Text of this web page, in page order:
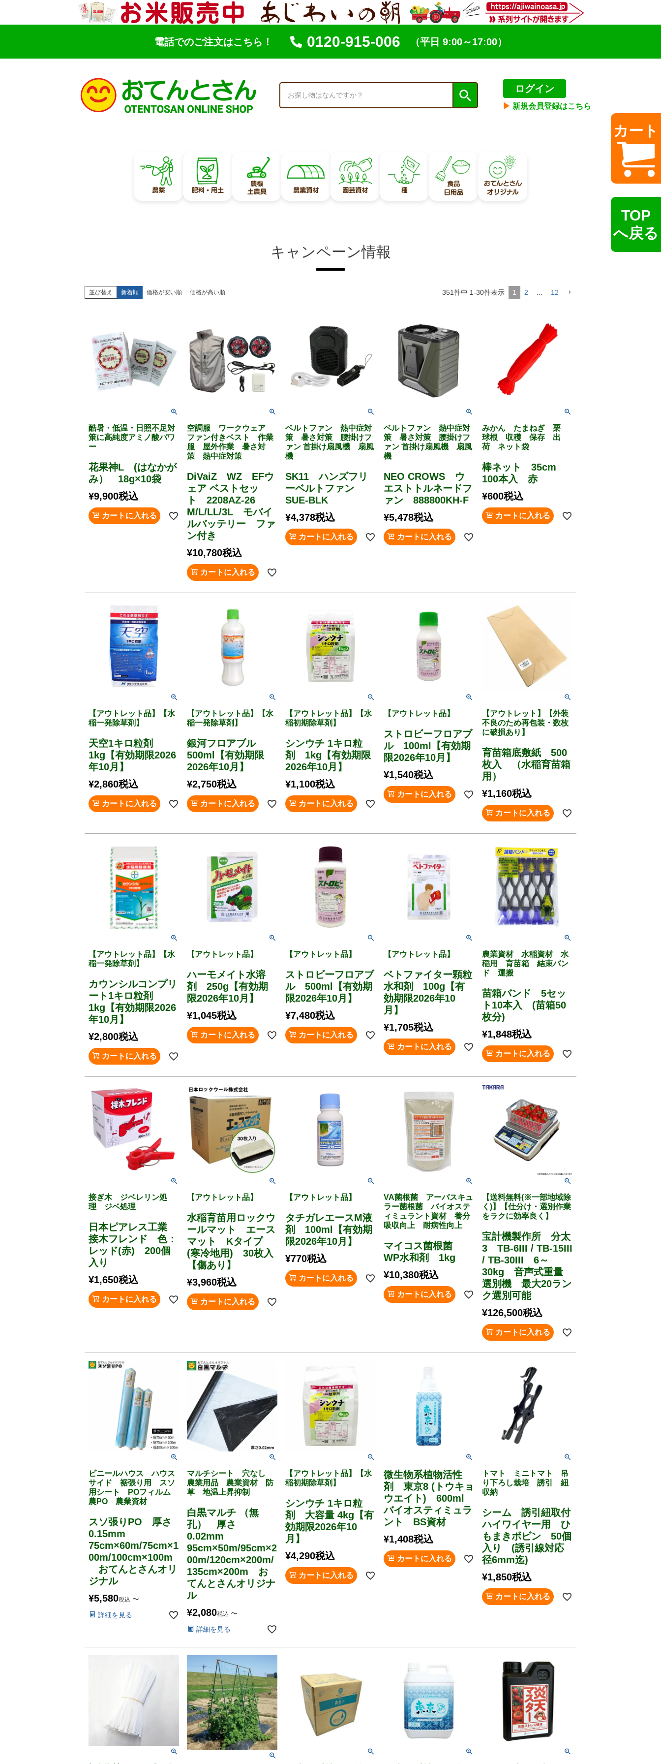
電話でのご注文はこちら！ 0120-915-006 （平日 9:00～17:00）
検索
ログイン
▶︎ 新規会員登録はこちら
カート
TOP
へ戻る
キャンペーン情報
並び替え 新着順 価格が安い順 価格が高い順 351件中 1-30件表示 1 2 12
酷暑・低温・日照不足対
策に高純度アミノ酸パワ
ー
花果神L (はなかが
み） 18g×10袋
¥9,900税込
カートに入れる
空調服 ワークウェア
ファン付きベスト 作業
服 屋外作業 暑さ対
策 熱中症対策
DiVaiZ WZ EFウ
ェア ベストセッ
ト 2208AZ-26
M/L/LL/3L モバイ
ルバッテリー ファ
ン付き
¥10,780税込
カートに入れる
ベルトファン 熱中症対
策 暑さ対策 腰掛けフ
ァン 首掛け扇風機 扇風
機
SK11 ハンズフリ
ーベルトファン
SUE-BLK
¥4,378税込
カートに入れる
ベルトファン 熱中症対
策 暑さ対策 腰掛けフ
ァン 首掛け扇風機 扇風
機
NEO CROWS ウ
エストトルネードフ
ァン 888800KH-F
¥5,478税込
カートに入れる
みかん たまねぎ 栗
球根 収穫 保存 出
荷 ネット袋
棒ネット 35cm
100本入 赤
¥600税込
カートに入れる
【アウトレット品】【水
稲一発除草剤】
天空1キロ粒剤
1kg【有効期限2026
年10月】
¥2,860税込
カートに入れる
【アウトレット品】【水
稲一発除草剤】
銀河フロアブル
500ml【有効期限
2026年10月】
¥2,750税込
カートに入れる
【アウトレット品】【水
稲初期除草剤】
シンウチ 1キロ粒
剤 1kg【有効期限
2026年10月】
¥1,100税込
カートに入れる
【アウトレット品】
ストロビーフロアブ
ル 100ml【有効期
限2026年10月】
¥1,540税込
カートに入れる
【アウトレット】【外装
不良のため再包装・数枚
に破損あり】
育苗箱底敷紙 500
枚入 （水稲育苗箱
用）
¥1,160税込
カートに入れる
【アウトレット品】【水
稲一発除草剤】
カウンシルコンプリ
ート1キロ粒剤
1kg【有効期限2026
年10月】
¥2,800税込
カートに入れる
【アウトレット品】
ハーモメイト水溶
剤 250g【有効期
限2026年10月】
¥1,045税込
カートに入れる
【アウトレット品】
ストロビーフロアブ
ル 500ml【有効期
限2026年10月】
¥7,480税込
カートに入れる
【アウトレット品】
ベトファイター顆粒
水和剤 100g【有
効期限2026年10
月】
¥1,705税込
カートに入れる
農業資材 水稲資材 水
稲用 育苗箱 結束バン
ド 運搬
苗箱バンド 5セッ
ト10本入 (苗箱50
枚分)
¥1,848税込
カートに入れる
接ぎ木 ジベレリン処
理 ジベ処理
日本ピアレス工業
接木フレンド 色：
レッド(赤) 200個
入り
¥1,650税込
カートに入れる
【アウトレット品】
水稲育苗用ロックウ
ールマット エース
マット Kタイプ
(寒冷地用) 30枚入
【傷あり】
¥3,960税込
カートに入れる
【アウトレット品】
タチガレエースM液
剤 100ml【有効期
限2026年10月】
¥770税込
カートに入れる
VA菌根菌 アーバスキュ
ラー菌根菌 バイオステ
ィミュラント資材 養分
吸収向上 耐病性向上
マイコス菌根菌
WP水和剤 1kg
¥10,380税込
カートに入れる
【送料無料(※一部地域除
く)】【仕分け・選別作業
をラクに効率良く】
宝計機製作所 分太
3 TB-6III / TB-15III
/ TB-30III 6～
30kg 音声式重量
選別機 最大20ラン
ク選別可能
¥126,500税込
カートに入れる
ビニールハウス ハウス
サイド 裾張り用 スソ
用シート POフィルム
農PO 農業資材
スソ張りPO 厚さ
0.15mm
75cm×60m/75cm×1
00m/100cm×100m
おてんとさんオリ
ジナル
¥5,580税込 〜
詳細を見る
マルチシート 穴なし
農業用品 農業資材 防
草 地温上昇抑制
白黒マルチ （無
孔） 厚さ
0.02mm
95cm×50m/95cm×2
00m/120cm×200m/
135cm×200m お
てんとさんオリジナ
ル
¥2,080税込 〜
詳細を見る
【アウトレット品】【水
稲初期除草剤】
シンウチ 1キロ粒
剤 大容量 4kg【有
効期限2026年10
月】
¥4,290税込
カートに入れる
微生物系植物活性
剤 東京8 (トウキョ
ウエイト) 600ml
バイオスティミュラ
ント BS資材
¥1,408税込
カートに入れる
トマト ミニトマト 吊
り下ろし栽培 誘引 紐
収納
シーム 誘引紐取付
ハイワイヤー用 ひ
もまきボビン 50個
入り (誘引線対応
径6mm迄)
¥1,850税込
カートに入れる